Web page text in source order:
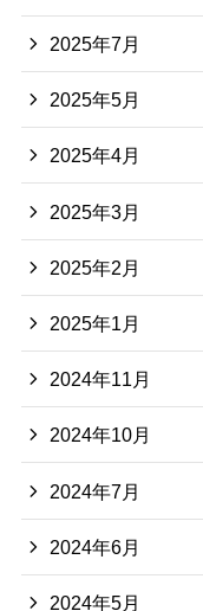
2025年7月
2025年5月
2025年4月
2025年3月
2025年2月
2025年1月
2024年11月
2024年10月
2024年7月
2024年6月
2024年5月